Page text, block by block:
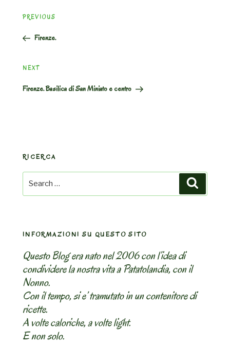
navigation
Previous
PREVIOUS
Firenze.
Next
NEXT
Firenze. Basilica di San Miniato e centro
RICERCA
Search
for:
INFORMAZIONI SU QUESTO SITO
Questo Blog era nato nel 2006 con l’idea di
condividere la nostra vita a Patatolandia, con il
Nonno.
Con il tempo, si e’ tramutato in un contenitore di
ricette.
A volte caloriche, a volte light.
E non solo.